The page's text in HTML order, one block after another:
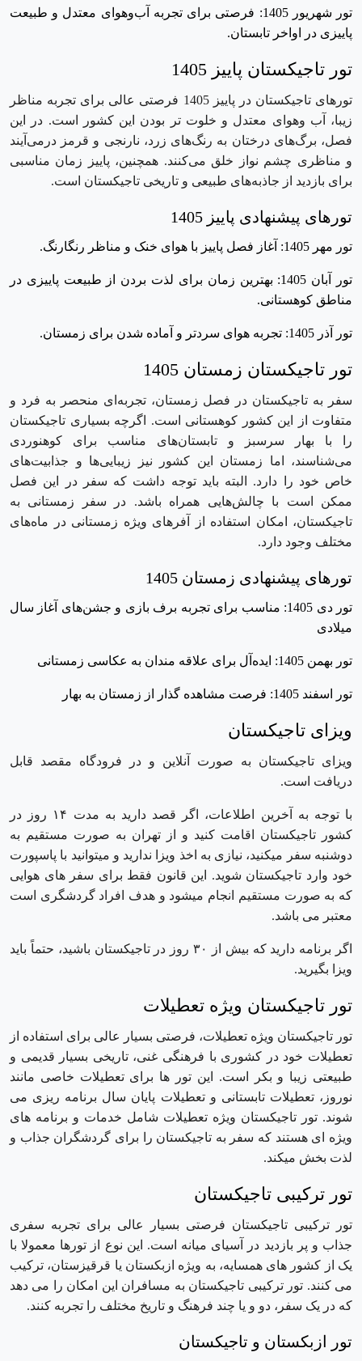
تور شهریور 1405: فرصتی برای تجربه آب‌وهوای معتدل و طبیعت
پاییزی در اواخر تابستان.
تور تاجیکستان پاییز 1405
تورهای تاجیکستان در پاییز 1405 فرصتی عالی برای تجربه مناظر
زیبا، آب ‌وهوای معتدل و خلوت ‌تر بودن این کشور است. در این
فصل، برگ‌های درختان به رنگ‌های زرد، نارنجی و قرمز درمی‌آیند
و مناظری چشم‌ نواز خلق می‌کنند. همچنین، پاییز زمان مناسبی
برای بازدید از جاذبه‌های طبیعی و تاریخی تاجیکستان است.
تورهای پیشنهادی پاییز 1405
تور مهر 1405: آغاز فصل پاییز با هوای خنک و مناظر رنگارنگ.
تور آبان 1405: بهترین زمان برای لذت بردن از طبیعت پاییزی در
مناطق کوهستانی.
تور آذر 1405: تجربه هوای سردتر و آماده شدن برای زمستان.
تور تاجیکستان زمستان 1405
سفر به تاجیکستان در فصل زمستان، تجربه‌ای منحصر به فرد و
متفاوت از این کشور کوهستانی است. اگرچه بسیاری تاجیکستان
را با بهار سرسبز و تابستان‌های مناسب برای کوهنوردی
می‌شناسند، اما زمستان این کشور نیز زیبایی‌ها و جذابیت‌های
خاص خود را دارد. البته باید توجه داشت که سفر در این فصل
ممکن است با چالش‌هایی همراه باشد. در سفر زمستانی به
تاجیکستان، امکان استفاده از آفرهای ویژه زمستانی در ماه‌های
مختلف وجود دارد.
تورهای پیشنهادی زمستان 1405
تور دی 1405: مناسب برای تجربه برف ‌بازی و جشن‌های آغاز سال
میلادی
تور بهمن 1405: ایده‌آل برای علاقه ‌مندان به عکاسی زمستانی
تور اسفند 1405: فرصت مشاهده گذار از زمستان به بهار
ویزای تاجیکستان
ویزای تاجیکستان به صورت آنلاین و در فرودگاه مقصد قابل
دریافت است.
با توجه به آخرین اطلاعات، اگر قصد دارید به مدت ۱۴ روز در
کشور تاجیکستان اقامت کنید و از تهران به صورت مستقیم به
دوشنبه سفر میکنید، نیازی به اخذ ویزا ندارید و میتوانید با پاسپورت
خود وارد تاجیکستان شوید. این قانون فقط برای سفر های هوایی
که به صورت مستقیم انجام میشود و هدف افراد گردشگری است
معتبر می باشد.
اگر برنامه دارید که بیش از ۳۰ روز در تاجیکستان باشید، حتماً باید
ویزا بگیرید.
تور تاجیکستان ویژه تعطیلات
تور تاجیکستان ویژه تعطیلات، فرصتی بسیار عالی برای استفاده از
تعطیلات خود در کشوری با فرهنگی غنی، تاریخی بسیار قدیمی و
طبیعتی زیبا و بکر است. این تور ها برای تعطیلات خاصی مانند
نوروز، تعطیلات تابستانی و تعطیلات پایان سال برنامه ریزی می
شوند. تور تاجیکستان ویژه تعطیلات شامل خدمات و برنامه های
ویژه ای هستند که سفر به تاجیکستان را برای گردشگران جذاب و
لذت بخش میکند.
تور ترکیبی تاجیکستان
تور ترکیبی تاجیکستان فرصتی بسیار عالی برای تجربه سفری
جذاب و پر بازدید در آسیای میانه است. این نوع از تورها معمولا با
یک از کشور های همسایه، به ویژه ازبکستان یا قرقیزستان، ترکیب
می کنند. تور ترکیبی تاجیکستان به مسافران این امکان را می دهد
که در یک سفر، دو و یا چند فرهنگ و تاریخ مختلف را تجربه کنند.
تور ازبکستان و تاجیکستان